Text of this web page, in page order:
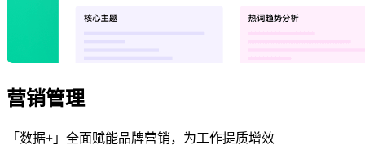
营销管理
「数据+」全面赋能品牌营销，为工作提质增效